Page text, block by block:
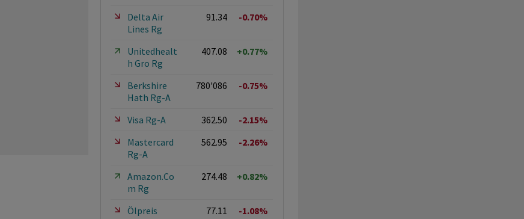
Delta Air
Lines Rg
91.34 -0.70%
Unitedhealt
h Gro Rg
407.08 +0.77%
Berkshire
Hath Rg-A
780'086 -0.75%
Visa Rg-A 362.50
-2.15%
Mastercard
Rg-A
562.95 -2.26%
Amazon.Co
m Rg
274.48 +0.82%
Ölpreis
77.11 -1.08%